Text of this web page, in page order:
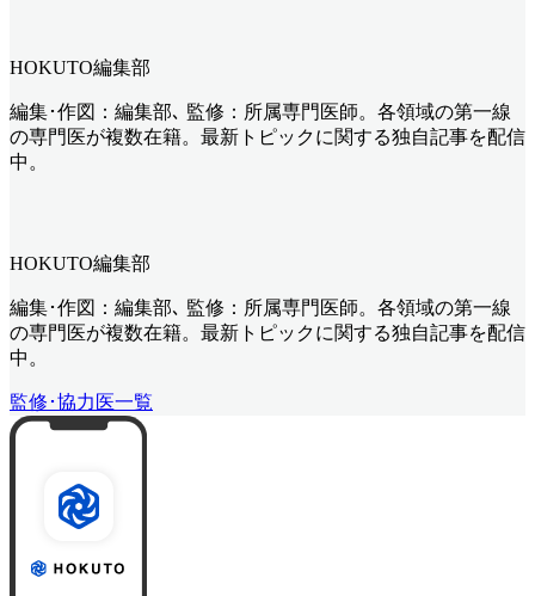
HOKUTO編集部
編集･作図：編集部､ 監修：所属専門医師。各領域の第一線
の専門医が複数在籍。最新トピックに関する独自記事を配信
中。
HOKUTO編集部
編集･作図：編集部､ 監修：所属専門医師。各領域の第一線
の専門医が複数在籍。最新トピックに関する独自記事を配信
中。
監修･協力医一覧